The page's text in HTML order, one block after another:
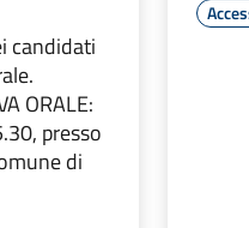
candidati
ORALE:
presso
di